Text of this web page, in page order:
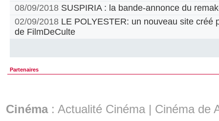
08/09/2018 SUSPIRIA : la bande-annonce du
02/09/2018 LE POLYESTER: un nouveau site créé
de FilmDeCulte
Partenaires
Cinéma: Actualité Cinéma | Cinéma de